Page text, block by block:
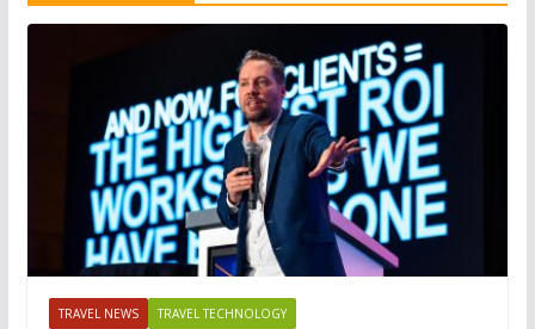
TRAVEL NEWS TRAVEL TECHNOLOGY